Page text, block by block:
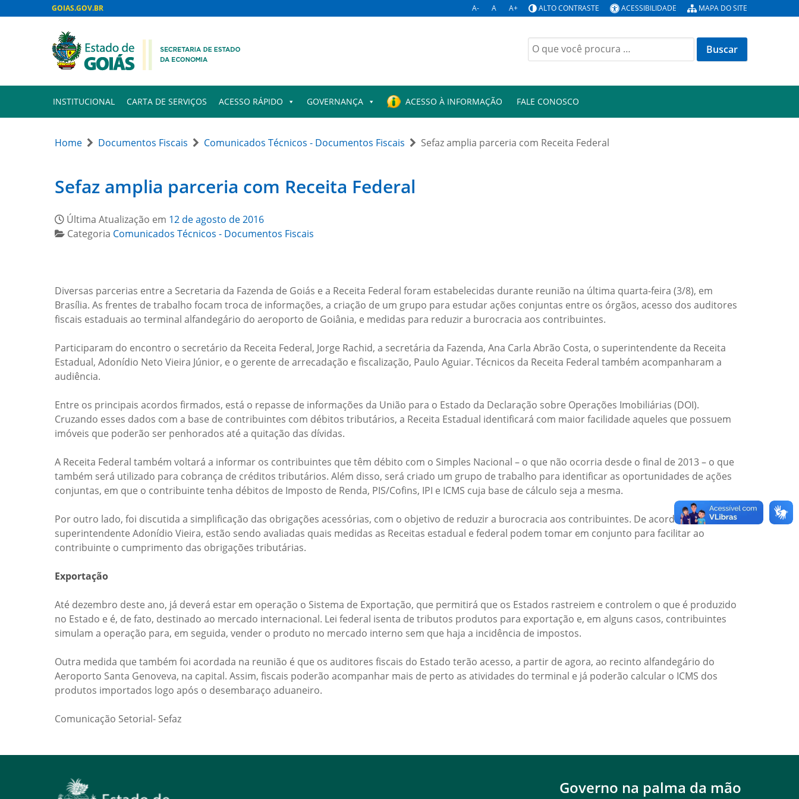
GOIAS.GOV.BR A- A A+ ALTO CONTRASTE ACESSIBILIDADE MAPA DO SITE
INSTITUCIONAL CARTA DE SERVIÇOS ACESSO RÁPIDO GOVERNANÇA ACESSO À INFORMAÇÃO FALE CONOSCO
Home Documentos Fiscais Comunicados Técnicos - Documentos Fiscais Sefaz amplia parceria com Receita Federal
Sefaz amplia parceria com Receita Federal
Última Atualização em 12 de agosto de 2016
Categoria Comunicados Técnicos - Documentos Fiscais
Diversas parcerias entre a Secretaria da Fazenda de Goiás e a Receita Federal foram estabelecidas durante reunião na última quarta-feira (3/8), em
Brasília. As frentes de trabalho focam troca de informações, a criação de um grupo para estudar ações conjuntas entre os órgãos, acesso dos auditores
fiscais estaduais ao terminal alfandegário do aeroporto de Goiânia, e medidas para reduzir a burocracia aos contribuintes.
Participaram do encontro o secretário da Receita Federal, Jorge Rachid, a secretária da Fazenda, Ana Carla Abrão Costa, o superintendente da Receita
Estadual, Adonídio Neto Vieira Júnior, e o gerente de arrecadação e fiscalização, Paulo Aguiar. Técnicos da Receita Federal também acompanharam a
audiência.
Entre os principais acordos firmados, está o repasse de informações da União para o Estado da Declaração sobre Operações Imobiliárias (DOI).
Cruzando esses dados com a base de contribuintes com débitos tributários, a Receita Estadual identificará com maior facilidade aqueles que possuem
imóveis que poderão ser penhorados até a quitação das dívidas.
A Receita Federal também voltará a informar os contribuintes que têm débito com o Simples Nacional – o que não ocorria desde o final de 2013 – o que
também será utilizado para cobrança de créditos tributários. Além disso, será criado um grupo de trabalho para identificar as oportunidades de ações
conjuntas, em que o contribuinte tenha débitos de Imposto de Renda, PIS/Cofins, IPI e ICMS cuja base de cálculo seja a mesma.
Por outro lado, foi discutida a simplificação das obrigações acessórias, com o objetivo de reduzir a burocracia aos contribuintes. De acordo com o
superintendente Adonídio Vieira, estão sendo avaliadas quais medidas as Receitas estadual e federal podem tomar em conjunto para facilitar ao
contribuinte o cumprimento das obrigações tributárias.
Exportação
Até dezembro deste ano, já deverá estar em operação o Sistema de Exportação, que permitirá que os Estados rastreiem e controlem o que é produzido
no Estado e é, de fato, destinado ao mercado internacional. Lei federal isenta de tributos produtos para exportação e, em alguns casos, contribuintes
simulam a operação para, em seguida, vender o produto no mercado interno sem que haja a incidência de impostos.
Outra medida que também foi acordada na reunião é que os auditores fiscais do Estado terão acesso, a partir de agora, ao recinto alfandegário do
Aeroporto Santa Genoveva, na capital. Assim, fiscais poderão acompanhar mais de perto as atividades do terminal e já poderão calcular o ICMS dos
produtos importados logo após o desembaraço aduaneiro.
Comunicação Setorial- Sefaz
Governo na palma da mão